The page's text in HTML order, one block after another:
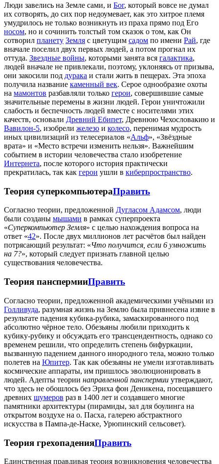
Люди завелись на Земле сами, и Бог, который вовсе не думал
их сотворять, до сих пор недоумевает, как это хитрое племя
умудрилось не только возникнуть из праха прямо под Eго
носом, но и сочинить толстый том сказок о том, как Он
сотворил планету Земля с цветущим садом по имени Рай, где
вначале поселил двух первых людей, а потом прогнал их
оттуда. Звездные войны, которыми занята вся галактика,
людей вначале не привлекали, поэтому, уклоняясь от призыва,
они закосили под дурака и стали жить в пещерах. Эта эпоха
получила название каменный век. Серое однообразие охоты
на мамонтов разбавляли только герои, совершившие самые
значительные перемены в жизни людей. Герои уничтожили
слабость и беспечность людей вместе с носителями этих
качеств, основали Древний Ебипет, Древнюю Чехословакию и
Вавилон-5, изобрели железо и колесо, перенимая мудрость
иных цивилизаций из телесериалов «Альф», «Звёздные
врата» и «Место встречи изменить нельзя». Важнейшим
событием в истории человечества стало изобретение
Интернета, после которого история практически
прекратилась, так как герои ушли в киберпространство.
Теория суперкомпьютераПравить
Согласно теории, предложенной Дугласом Адамсом, люди
были созданы мышами в рамках суперпроекта
«Суперкомпьютер Земля» с целью нахождения вопроса на
ответ «42». После двух миллионов лет расчётов был найден
потрясающий результат: «Что получится, если 6 умножить
на 7?», который следует признать главной целью
существования человечества.
Теория панспермииПравить
Согласно теории, предложенной академическими учёными из
Голливуда, разумная жизнь на Землю была привнесена извне в
результате падения кубика-рубика, замаскированного под
абсолютно чёрное тело. Обезьяны любили приходить к
кубику-рубику и обсуждать его трансцендентность, однако со
временем решили, что определить степень бифуркации,
вызванную падением данного инородного тела, можно только
полетев на Юпитер. Так как обезьяны не умели изготавливать
космические аппараты, им пришлось эволюционировать в
людей. Адепты теории направленной панспермии утверждают,
что здесь не обошлось без Эриха фон Деникена, посещавшего
древних шумеров раз в 1400 лет и создавшего многие
памятники архитектуры (пирамиды, зал для боулинга на
открытом воздухе на о. Пасха, галерею абстрактного
искусства в Пампа-де-Наске, Урюпинский сельсовет).
Теория грехопаденияПравить
Единственная правдивая теория возникновения человечества